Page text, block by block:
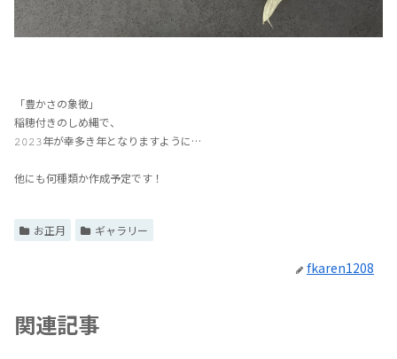
「豊かさの象徴」
稲穂付きのしめ縄で、
𝟸𝟶𝟸𝟹年が幸多き年となりますように…
他にも何種類か作成予定です！
お正月 ギャラリー
fkaren1208
関連記事